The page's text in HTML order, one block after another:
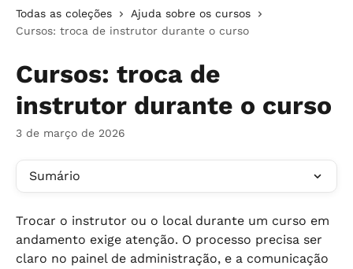
Todas as coleções
Ajuda sobre os cursos
Cursos: troca de instrutor durante o curso
Cursos: troca de
instrutor durante o curso
3 de março de 2026
Sumário
Trocar o instrutor ou o local durante um curso em
andamento exige atenção. O processo precisa ser
claro no painel de administração, e a comunicação